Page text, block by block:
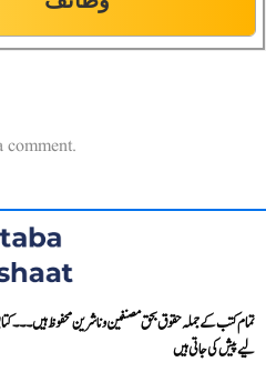
comment.
تمام کتب کے جملہ حقوق بحق مصنفین و ناشرین محفوظ ہیں۔۔۔
لیے پیش کی جاتی ہیں